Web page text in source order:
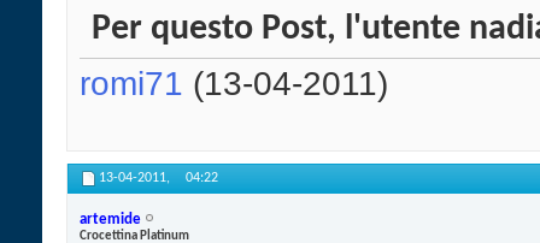
Per questo Post, l'utente
romi71 (13-04-2011)
13-04-2011, 04:22
artemide
Crocettina Platinum